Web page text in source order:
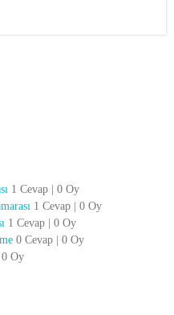
1 Cevap
0 Oy
1 Cevap
0 Oy
1 Cevap
0 Oy
0 Cevap
0 Oy
0 Oy